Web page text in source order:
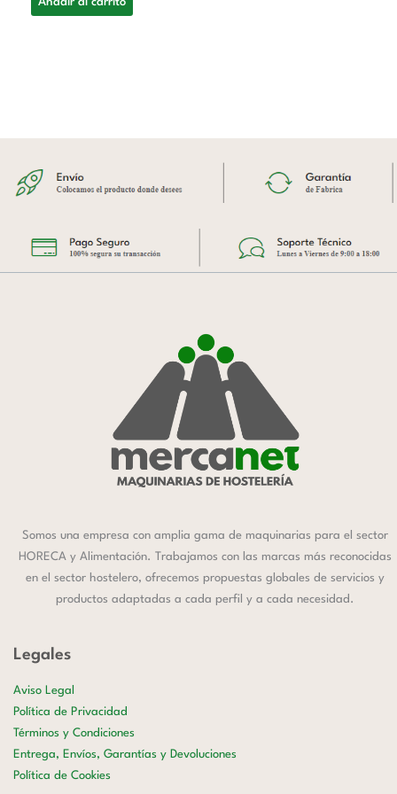
Añadir al carrito
Somos una empresa con amplia gama de maquinarias para el sector
HORECA y Alimentación. Trabajamos con las marcas más reconocidas
en el sector hostelero, ofrecemos propuestas globales de servicios y
productos adaptadas a cada perfil y a cada necesidad.
Legales
Aviso Legal
Política de Privacidad
Términos y Condiciones
Entrega, Envíos, Garantías y Devoluciones
Política de Cookies